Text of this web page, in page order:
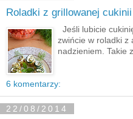
Roladki z grillowanej cukinii
Jeśli lubicie
zwińcie w roladki z
nadzieniem. Takie
6 komentarzy:
22/08/2014